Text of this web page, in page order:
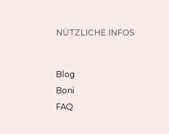
NÜTZLICHE INFOS
Blog
Boni
FAQ